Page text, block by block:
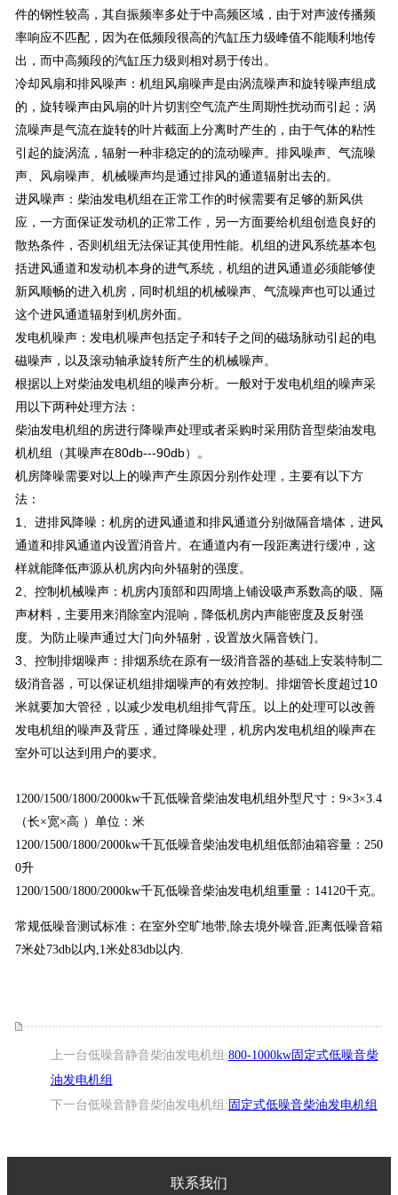
件的钢性较高，其自振频率多处于中高频区域，由于对声波传播频
率响应不匹配，因为在低频段很高的汽缸压力级峰值不能顺利地传
出，而中高频段的汽缸压力级则相对易于传出。
冷却风扇和排风噪声：机组风扇噪声是由涡流噪声和旋转噪声组成
的，旋转噪声由风扇的叶片切割空气流产生周期性扰动而引起；涡
流噪声是气流在旋转的叶片截面上分离时产生的，由于气体的粘性
引起的旋涡流，辐射一种非稳定的的流动噪声。排风噪声、气流噪
声、风扇噪声、机械噪声均是通过排风的通道辐射出去的。
进风噪声：柴油发电机组在正常工作的时候需要有足够的新风供
应，一方面保证发动机的正常工作，另一方面要给机组创造良好的
散热条件，否则机组无法保证其使用性能。机组的进风系统基本包
括进风通道和发动机本身的进气系统，机组的进风通道必须能够使
新风顺畅的进入机房，同时机组的机械噪声、气流噪声也可以通过
这个进风通道辐射到机房外面。
发电机噪声：发电机噪声包括定子和转子之间的磁场脉动引起的电
磁噪声，以及滚动轴承旋转所产生的机械噪声。
根据以上对柴油发电机组的噪声分析。一般对于发电机组的噪声采
用以下两种处理方法：
柴油发电机组的房进行降噪声处理或者采购时采用防音型柴油发电
机机组（其噪声在80db---90db）。
机房降噪需要对以上的噪声产生原因分别作处理，主要有以下方
法：
1、进排风降噪：机房的进风通道和排风通道分别做隔音墙体，进风
通道和排风通道内设置消音片。在通道内有一段距离进行缓冲，这
样就能降低声源从机房内向外辐射的强度。
2、控制机械噪声：机房内顶部和四周墙上铺设吸声系数高的吸、隔
声材料，主要用来消除室内混响，降低机房内声能密度及反射强
度。为防止噪声通过大门向外辐射，设置放火隔音铁门。
3、控制排烟噪声：排烟系统在原有一级消音器的基础上安装特制二
级消音器，可以保证机组排烟噪声的有效控制。排烟管长度超过10
米就要加大管径，以减少发电机组排气背压。以上的处理可以改善
发电机组的噪声及背压，通过降噪处理，机房内发电机组的噪声在
室外可以达到用户的要求。
1200/1500/1800/2000kw千瓦低噪音柴油发电机组外型尺寸：9×3×3.4
（长×宽×高 ）单位：米
1200/1500/1800/2000kw千瓦低噪音柴油发电机组低部油箱容量：250
0升
1200/1500/1800/2000kw千瓦低噪音柴油发电机组重量：14120千克。
常规低噪音测试标准：在室外空旷地带,除去境外噪音,距离低噪音箱
7米处73db以内,1米处83db以内.
上一台低噪音静音柴油发电机组:800-1000kw固定式低噪音柴
油发电机组
下一台低噪音静音柴油发电机组: 固定式低噪音柴油发电机组
联系我们